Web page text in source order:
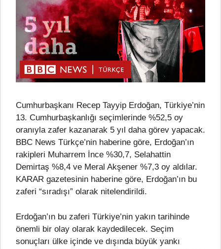
Cumhurbaşkanı Recep Tayyip Erdoğan, Türkiye’nin
13. Cumhurbaşkanlığı seçimlerinde %52,5 oy
oranıyla zafer kazanarak 5 yıl daha görev yapacak.
BBC News Türkçe’nin haberine göre, Erdoğan’ın
rakipleri Muharrem İnce %30,7, Selahattin
Demirtaş %8,4 ve Meral Akşener %7,3 oy aldılar.
KARAR gazetesinin haberine göre, Erdoğan’ın bu
zaferi “sıradışı” olarak nitelendirildi.
Erdoğan’ın bu zaferi Türkiye’nin yakın tarihinde
önemli bir olay olarak kaydedilecek. Seçim
sonuçları ülke içinde ve dışında büyük yankı